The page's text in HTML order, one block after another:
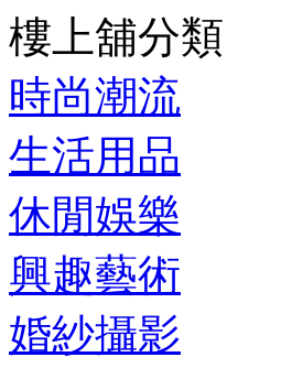
樓上舖分類
時尚潮流
生活用品
休閒娛樂
興趣藝術
婚紗攝影